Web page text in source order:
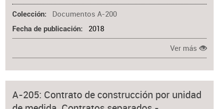
Colección Documentos A-200
Fecha de publicación 2018
Ver más
A-205: Contrato de construcción por unidad